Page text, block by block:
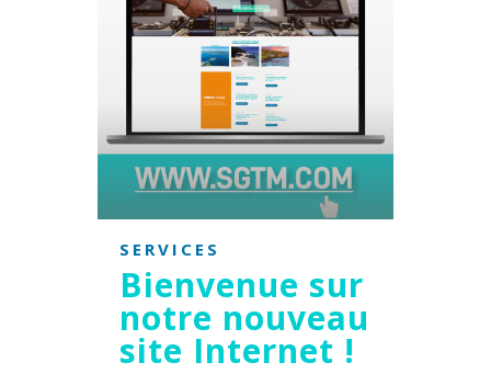
SERVICES
Bienvenue sur
notre nouveau
site Internet !